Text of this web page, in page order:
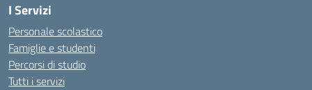
I Servizi
Personale scolastico
Famiglie e studenti
Percorsi di studio
Tutti i servizi